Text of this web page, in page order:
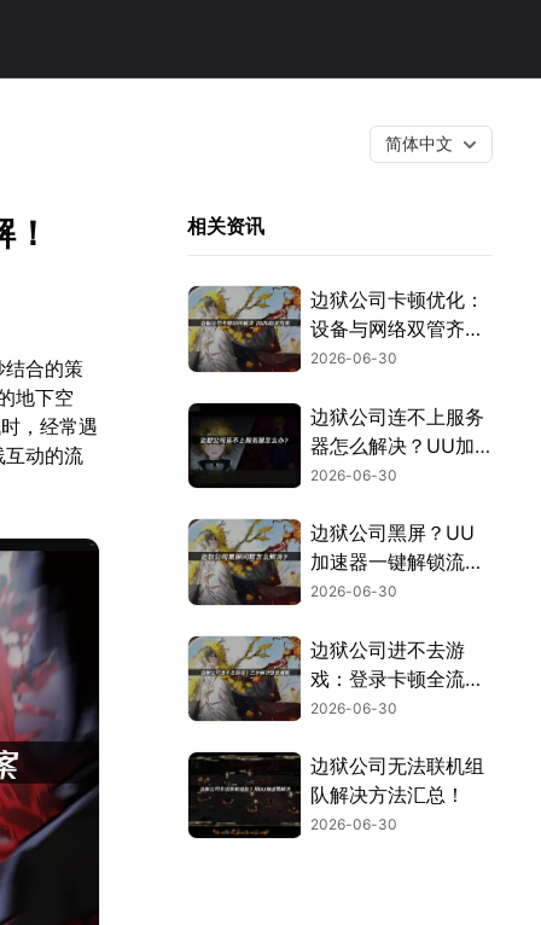
简体中文
合的策
地下空
，经常遇
互动的流
相关资讯
边狱公司卡顿优化：
设备与网络双管齐
下！
2026-06-30
边狱公司连不上服务
器怎么解决？UU加
速器优化教程分享！
2026-06-30
边狱公司黑屏？UU
加速器一键解锁流畅
体验！
2026-06-30
边狱公司进不去游
戏：登录卡顿全流程
优化指南！
2026-06-30
边狱公司无法联机组
队解决方法汇总！
2026-06-30